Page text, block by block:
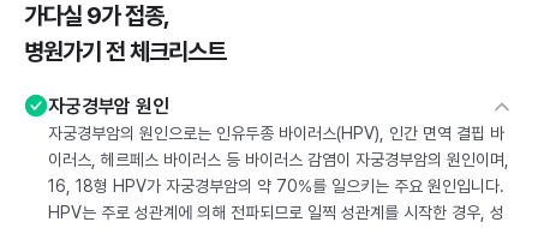
가다실 9가 접종,
병원가기 전 체크리스트
자궁경부암 원인
자궁경부암의 원인으로는 인유두종 바이러스(HPV), 인간 면역 결핍 바
이러스, 헤르페스 바이러스 등 바이러스 감염이 자궁경부암의 원인이며,
16, 18형 HPV가 자궁경부암의 약 70%를 일으키는 주요 원인입니다.
HPV는 주로 성관계에 의해 전파되므로 일찍 성관계를 시작한 경우, 성